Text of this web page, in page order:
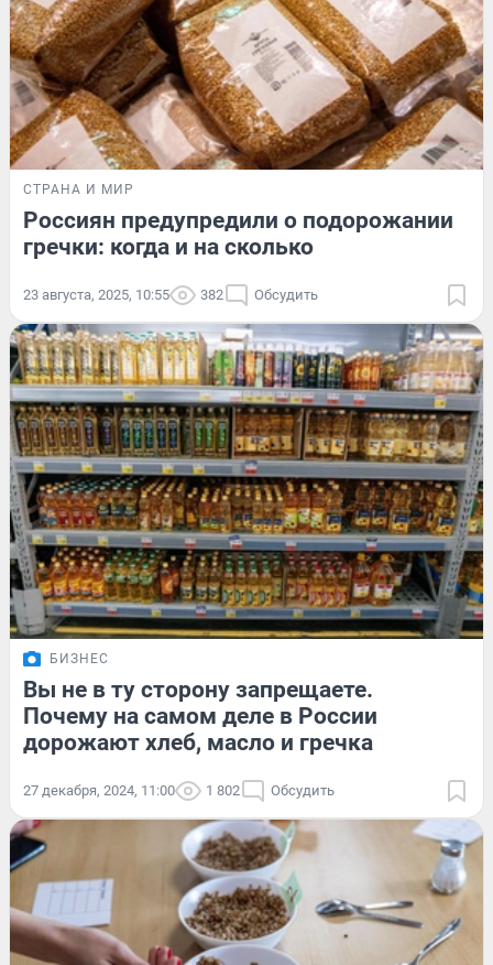
СТРАНА И МИР
Россиян предупредили о подорожании
гречки: когда и на сколько
23 августа, 2025, 10:55 382 Обсудить
БИЗНЕС
Вы не в ту сторону запрещаете.
Почему на самом деле в России
дорожают хлеб, масло и гречка
27 декабря, 2024, 11:00 1 802 Обсудить